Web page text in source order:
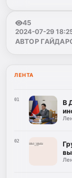
45
2024-07-29
АВТОР
ЛЕНТА
01
В
02